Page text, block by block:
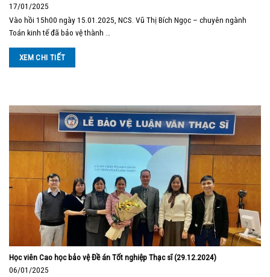
17/01/2025
Vào hồi 15h00 ngày 15.01.2025, NCS. Vũ Thị Bích Ngọc – chuyên ngành
Toán kinh tế đã bảo vệ thành …
XEM CHI TIẾT
Học viên Cao học bảo vệ Đề án Tốt nghiệp Thạc sĩ (29.12.2024)
06/01/2025